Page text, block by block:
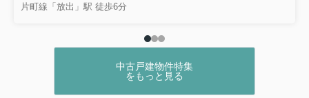
片町線「放出」駅 徒歩6分
中古戸建物件特集
をもっと見る